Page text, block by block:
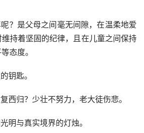
？是父母之间毫无间隙，在温柔地爱
持着坚固的纪律，且在儿童之间保持
态度。
钥匙。
西归？少壮不努力，老大徒伤悲。
明与真实境界的灯烛。